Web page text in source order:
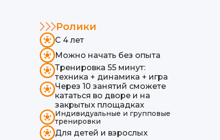
Ролики
С 4 лет
Можно начать без опыта
Тренировка 55 минут:
техника + динамика + игра
Через 10 занятий сможете
кататься во дворе и на
закрытых площадках
Индивидуальные и групповые
тренировки
Для детей и взрослых